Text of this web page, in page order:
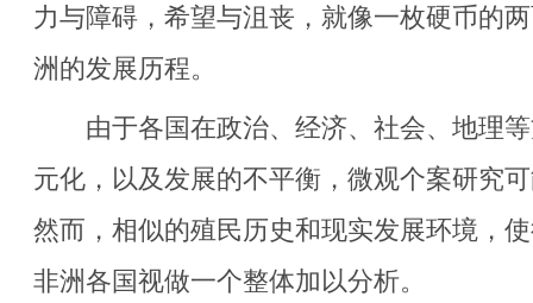
力与障碍，希望与沮丧，就像一枚硬币的
洲的发展历程。
由于各国在政治、经济、社会、地理等
元化，以及发展的不平衡，微观个案研究
然而，相似的殖民历史和现实发展环境，
非洲各国视做一个整体加以分析。